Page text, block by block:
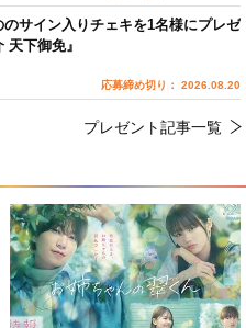
サイン入りチェキを1名様にプレゼ
下御免』
応募締め切り： 2026.08.20
プレゼント記事一覧